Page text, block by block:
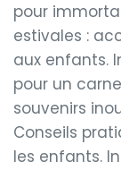
pour
estivales :
aux enfants.
pour un
souvenirs
Conseils
les enfants.